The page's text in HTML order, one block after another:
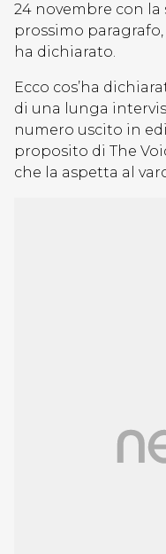
24 novembre con la
prossimo
ha dichiarato.
Ecco cos’ha
di una lunga
numero uscito in
proposito di The
che la aspetta al